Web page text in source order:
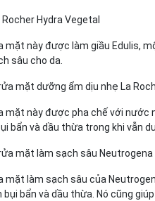
Hydra Vegetal
mặt này được làm giầu Edulis,
sâu cho da.
mặt dưỡng ẩm dịu nhẹ La
mặt này được pha chế với nước
bẩn và dầu thừa trong khi vẫn
mặt làm sạch sâu Neutrogena
mặt làm sạch sâu của
bụi bẩn và dầu thừa. Nó cũng